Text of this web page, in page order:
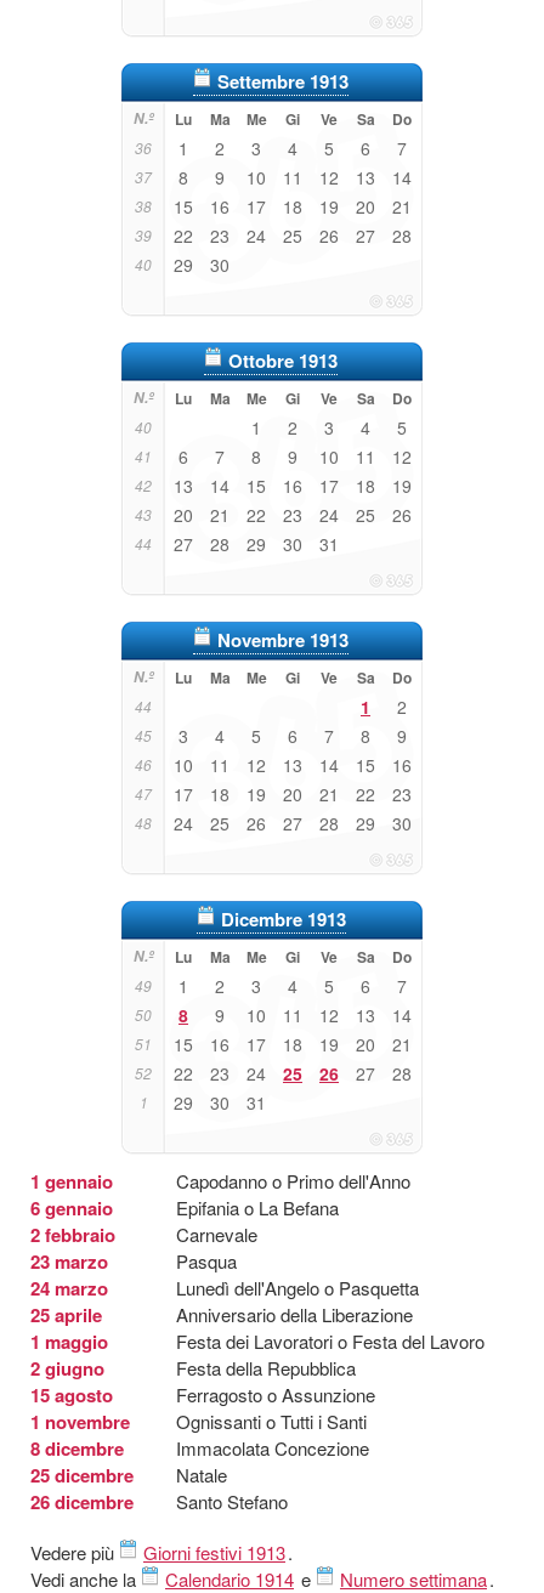
Settembre 1913
N.º Lu Ma Me Gi Ve Sa Do
36 1 2 3 4 5 6 7
37 8 9 10 11 12 13 14
38 15 16 17 18 19 20 21
39 22 23 24 25 26 27 28
40 29 30
Ottobre 1913
N.º Lu Ma Me Gi Ve Sa Do
40 1 2 3 4 5
41 6 7 8 9 10 11 12
42 13 14 15 16 17 18 19
43 20 21 22 23 24 25 26
44 27 28 29 30 31
Novembre 1913
N.º Lu Ma Me Gi Ve Sa Do
44 1 2
45 3 4 5 6 7 8 9
46 10 11 12 13 14 15 16
47 17 18 19 20 21 22 23
48 24 25 26 27 28 29 30
Dicembre 1913
N.º Lu Ma Me Gi Ve Sa Do
49 1 2 3 4 5 6 7
50 8 9 10 11 12 13 14
51 15 16 17 18 19 20 21
52 22 23 24 25 26 27 28
1 29 30 31
1 gennaio Capodanno o Primo dell'Anno
6 gennaio Epifania o La Befana
2 febbraio Carnevale
23 marzo Pasqua
24 marzo Lunedì dell'Angelo o Pasquetta
25 aprile Anniversario della Liberazione
1 maggio Festa dei Lavoratori o Festa del Lavoro
2 giugno Festa della Repubblica
15 agosto Ferragosto o Assunzione
1 novembre Ognissanti o Tutti i Santi
8 dicembre Immacolata Concezione
25 dicembre Natale
26 dicembre
Santo Stefano
Vedere più
Giorni festivi 1913.
Vedi anche la
Calendario 1914 e Numero settimana.